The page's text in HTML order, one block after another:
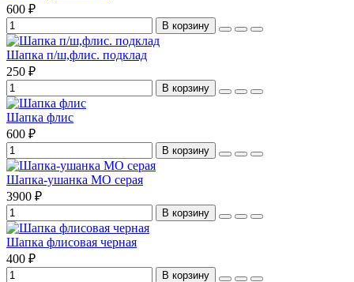
600 ₽
В корзину
Шапка п/ш,флис. подклад
250 ₽
В корзину
Шапка флис
600 ₽
В корзину
Шапка-ушанка МО серая
3900 ₽
В корзину
Шапка флисовая черная
400 ₽
В корзину